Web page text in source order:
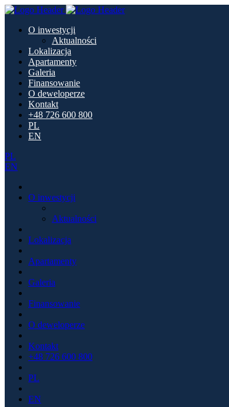
O inwestycji
Aktualności
Lokalizacja
Apartamenty
Galeria
Finansowanie
O deweloperze
Kontakt
+48 726 600 800
PL
EN
PL
EN
O inwestycji
Aktualności
Lokalizacja
Apartamenty
Galeria
Finansowanie
O deweloperze
Kontakt
+48 726 600 800
PL
EN